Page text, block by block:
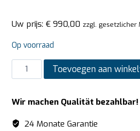
Uw prijs: € 990,00 zzgl. gesetzlicher
Op voorraad
SARO
onderstel
tafel
model
Toevoegen aan
Wir machen Qualität bezahlbar!
24 Monate Garantie